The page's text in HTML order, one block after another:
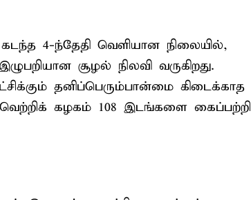
4-ந்தேதி வெளியான நிலையில்,
சூழல் நிலவி வருகிறது.
தனிப்பெரும்பான்மை கிடைக்காத
கழகம் 108 இடங்களை கைப்பற்றி